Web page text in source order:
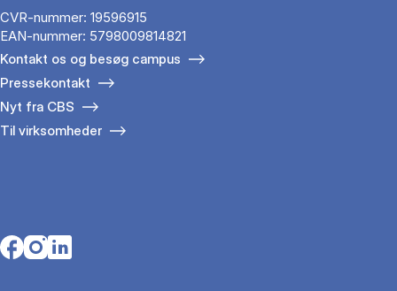
CVR-nummer: 19596915
EAN-nummer: 5798009814821
Kontakt os og besøg campus
Pressekontakt
Nyt fra CBS
Til virksomheder
Opens in a new tab
Opens in a new tab
Opens in a new tab